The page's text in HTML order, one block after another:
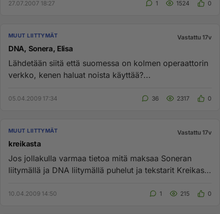
27.07.2007 18:27 1 1524 0
MUUT LIITTYMÄT Vastattu 17v
DNA, Sonera, Elisa
Lähdetään siitä että suomessa on kolmen operaattorin
verkko, kenen haluat noista käyttää?...
05.04.2009 17:34 36 2317 0
MUUT LIITTYMÄT Vastattu 17v
kreikasta
Jos jollakulla varmaa tietoa mitä maksaa Soneran
liitymällä ja DNA liitymällä puhelut ja tekstarit Kreikasta
10.04.2009 14:50 1 215 0